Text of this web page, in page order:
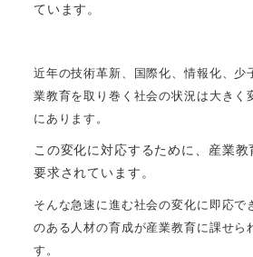
ています。
近年の技術革新、国際化、情報化、少
業教育を取り巻く社会の状況は大きく
にあります。
この変化に対応するために、産業教
要求されています。
そんな急速に進む社会の変化に即応で
のある人材の育成が産業教育に課せら
す。